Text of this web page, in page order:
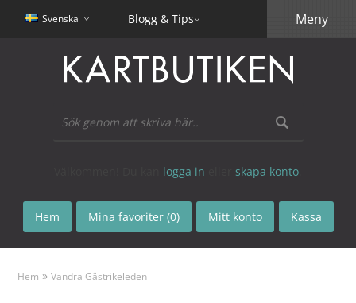
Svenska Blogg & Tips
logga in skapa konto
Hem Mina favoriter (0) Mitt konto Kassa
Meny
Hem »Vandra Gästrikeleden